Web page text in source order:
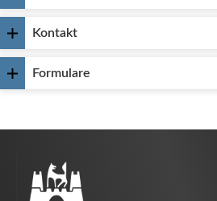
Kontakt
Formulare